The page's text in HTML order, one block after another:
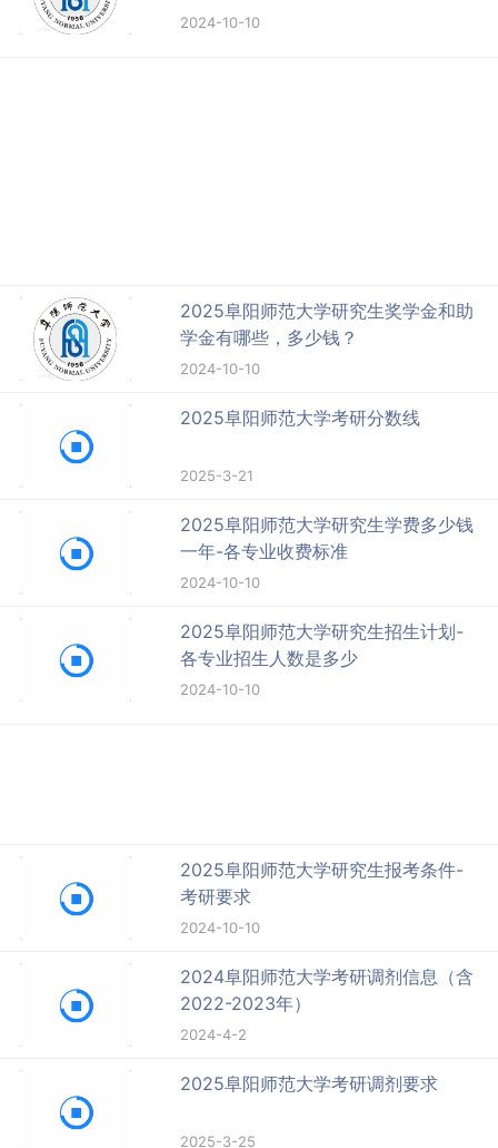
2024-10-10
2025阜阳师范大学研究生奖学金和助
学金有哪些，多少钱？
2024-10-10
2025阜阳师范大学考研分数线
2025-3-21
2025阜阳师范大学研究生学费多少钱
一年-各专业收费标准
2024-10-10
2025阜阳师范大学研究生招生计划-
各专业招生人数是多少
2024-10-10
2025阜阳师范大学研究生报考条件-
考研要求
2024-10-10
2024阜阳师范大学考研调剂信息（含
2022-2023年）
2024-4-2
2025阜阳师范大学考研调剂要求
2025-3-25